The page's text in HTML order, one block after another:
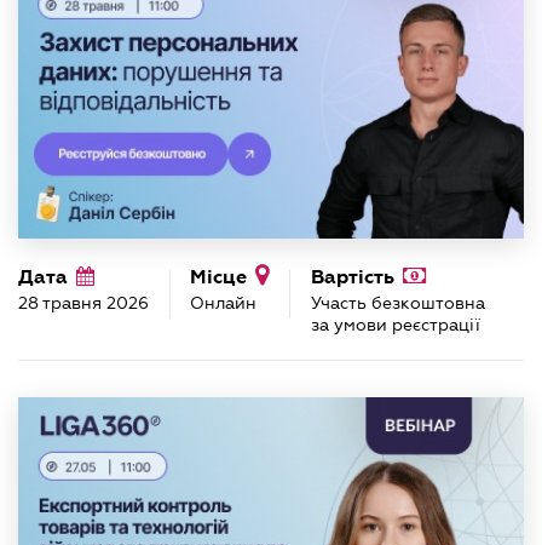
Дата
28 травня 2026
Місце
Онлайн
Вартість
Участь безкоштовна
за умови реєстрації